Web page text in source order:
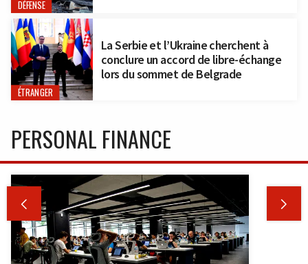
DÉFENSE
ÉTRANGER
La Serbie et l’Ukraine cherchent à
conclure un accord de libre-échange
lors du sommet de Belgrade
PERSONAL FINANCE
 